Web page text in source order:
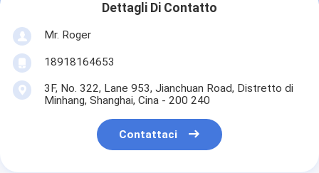
Dettagli Di Contatto
Mr. Roger
18918164653
3F, No. 322, Lane 953, Jianchuan Road, Distretto di
Minhang, Shanghai, Cina - 200 240
Contattaci